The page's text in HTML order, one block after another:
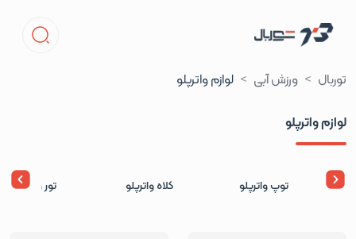
توربال ورزش آبی
لوازم واترپلو
لوازم واترپلو
توپ واترپلو کلاه واترپلو تور واترپلو